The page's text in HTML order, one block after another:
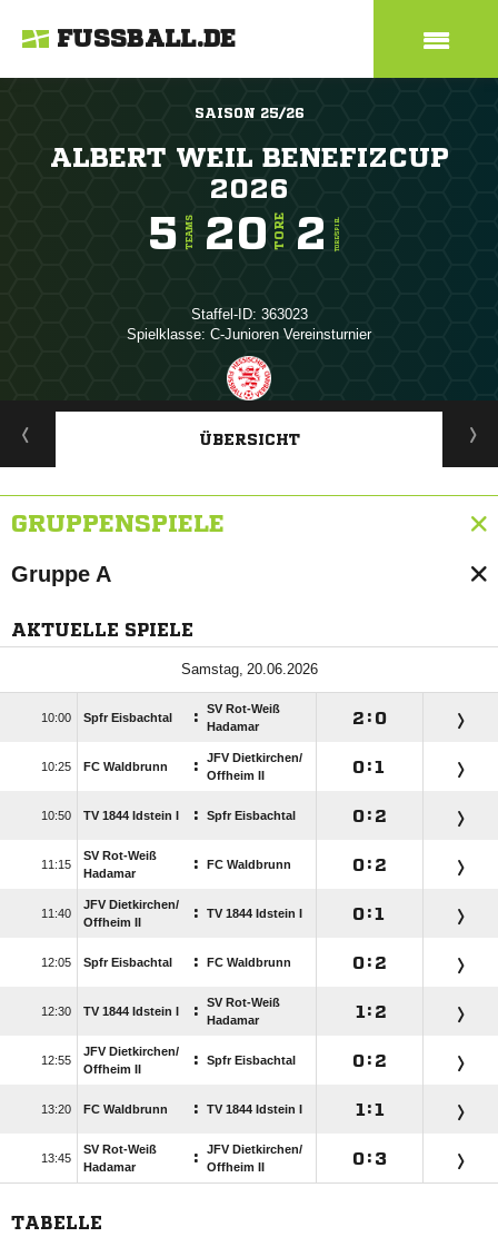
FUSSBALL.DE
SAISON 25/26
ALBERT WEIL BENEFIZCUP
2026
5 TEAMS 20 TORE 2 TORE/SPIEL
Staffel-ID: 363023
Spielklasse: C-Junioren Vereinsturnier
ANZEIGE
ÜBERSICHT
GRUPPENSPIELE
Gruppe A
AKTUELLE SPIELE
 
 Spfr Eisbachtal :
SV Rot-Weiß
Hadamar
 : 
 FC Waldbrunn :
JFV Dietkirchen/​
Offheim II
 : 
 TV 1844 Idstein I : Spfr Eisbachtal  : 

SV Rot-Weiß
Hadamar
: FC Waldbrunn  : 

JFV Dietkirchen/​
Offheim II
: TV 1844 Idstein I  : 
 Spfr Eisbachtal : FC Waldbrunn  : 
 TV 1844 Idstein I :
SV Rot-Weiß
Hadamar
 : 

JFV Dietkirchen/​
Offheim II
: Spfr Eisbachtal  : 
 FC Waldbrunn : TV 1844 Idstein I  : 

SV Rot-Weiß
Hadamar
:
JFV Dietkirchen/​
Offheim II
 : 
TABELLE